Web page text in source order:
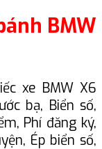
BMW
xe BMW X6
bạ, Biển số,
Phí đăng ký,
Ép biển số,